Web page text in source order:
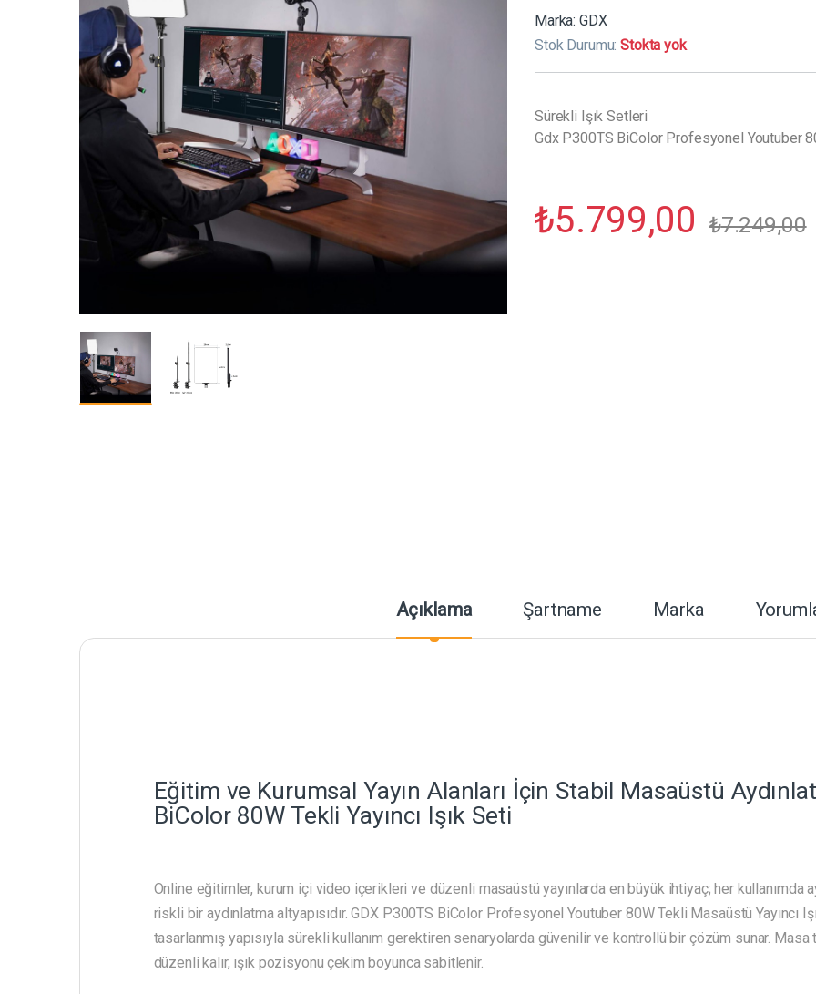
Marka: GDX
Stok Durumu:Stokta yok
Sürekli Işık Setleri
Gdx P300TS BiColor Profesyonel Youtuber
₺5.799,00 ₺7.249,00
Açıklama Şartname Marka
Eğitim ve Kurumsal Yayın Alanları İçin Stabil Masaüstü
BiColor 80W Tekli Yayıncı Işık Seti
Online eğitimler, kurum içi video içerikleri ve düzenli masaüstü yayınlarda en büyük ihtiyaç; her kullanımda
riskli bir aydınlatma altyapısıdır. GDX P300TS BiColor Profesyonel Youtuber 80W Tekli Masaüstü Yayıncı
tasarlanmış yapısıyla sürekli kullanım gerektiren senaryolarda güvenilir ve kontrollü bir çözüm sunar.
düzenli kalır, ışık pozisyonu çekim boyunca sabitlenir.